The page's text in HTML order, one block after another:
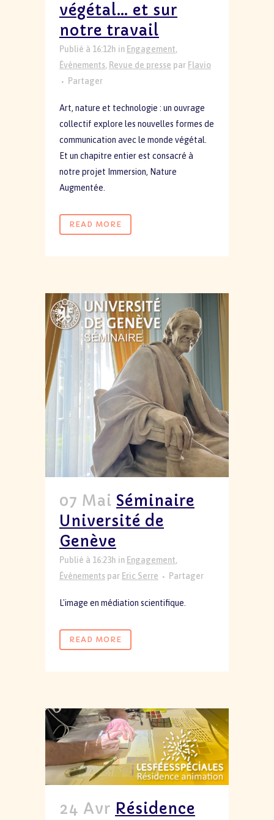
végétal… et sur
notre travail
Publié à 16:12h in Engagement,
Événements, Revue de presse par Flavio
Partager
Art, nature et technologie : un ouvrage
collectif explore les nouvelles formes de
communication avec le monde végétal.
Et un chapitre entier est consacré à
notre projet Immersion, Nature
Augmentée.
READ MORE
07 Mai Séminaire
Université de
Genève
Publié à 16:23h in Engagement,
Événements par Eric Serre Partager
L'image en médiation scientifique.
READ MORE
24 Avr Résidence